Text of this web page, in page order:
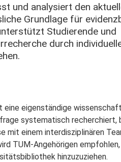
und analysiert den
Grundlage für
Studierende und
durch
eigenständige
systematisch
mit einem interdisziplinären
TUM-Angehörigen empfohlen,
hinzuzuziehen.